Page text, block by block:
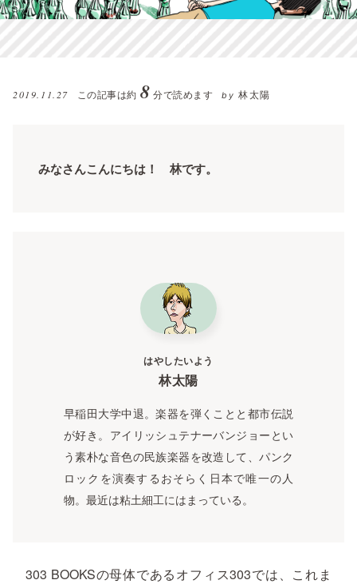
2019.11.27 この記事は約 8 分で読めます by 林太陽
みなさんこんにちは！ 林です。
はやしたいよう
林太陽
早稲田大学中退。楽器を弾くことと都市伝説
が好き。アイリッシュテナーバンジョーとい
う素朴な音色の民族楽器を改造して、パンク
ロックを演奏するおそらく日本で唯一の人
物。最近は粘土細工にはまっている。
303 BOOKSの母体であるオフィス303では、これま